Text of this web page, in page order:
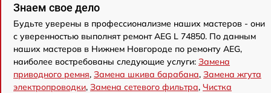
Знаем свое дело
Будьте уверены в профессионализме наших мастеров - они
с уверенностью выполнят ремонт AEG L 74850. По данным
наших мастеров в Нижнем Новгороде по ремонту AEG,
наиболее востребованы следующие услуги: Замена
приводного ремня, Замена шкива барабана, Замена жгута
электропроводки, Замена сетевого фильтра, Чистка